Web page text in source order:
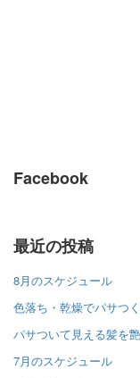
Facebook
最近の投稿
8月のスケジュール
色落ち・乾燥でパサつ
パサついて見える髪を
7月のスケジュール